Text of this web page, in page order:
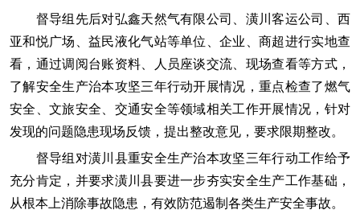
督导组先后对弘鑫天然气有限公司、潢川客运公司、西
亚和悦广场、益民液化气站等单位、企业、商超进行实地查
看，通过调阅台账资料、人员座谈交流、现场查看等方式，
了解安全生产治本攻坚三年行动开展情况，重点检查了燃气
安全、文旅安全、交通安全等领域相关工作开展情况，针对
发现的问题隐患现场反馈，提出整改意见，要求限期整改。
督导组对潢川县重安全生产治本攻坚三年行动工作给予
充分肯定，并要求潢川县要进一步夯实安全生产工作基础，
从根本上消除事故隐患，有效防范遏制各类生产安全事故。